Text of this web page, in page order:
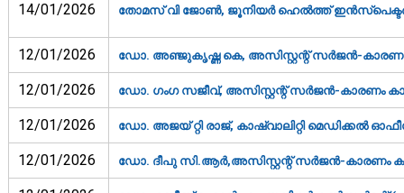
14/01/2026 തോമസ് വി ജോണ്‍, ജൂനിയര്‍ ഹെല്‍ത്ത് ഇന്‍സ്‌പെക്ടര്‍
12/01/2026 ഡോ. അഞ്ജുകൃഷ്ണ കെ, അസിസ്റ്റന്റ് സര്‍ജന്‍-കാരണം
12/01/2026 ഡോ. ഗംഗ സജീവ്, അസിസ്റ്റന്റ് സര്‍ജന്‍-കാരണം
12/01/2026 ഡോ. അജയ് റ്റി രാജ്, കാഷ്വാലിറ്റി മെഡിക്കല്‍
12/01/2026 ഡോ. ദീപു സി.ആര്‍,അസിസ്റ്റന്റ് സര്‍ജന്‍-കാരണം